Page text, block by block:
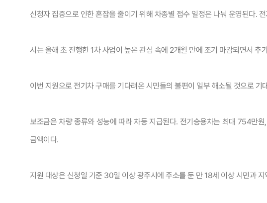
신청자 집중으로 인한 혼잡을 줄이기 위해 차종별 접수 일정은 나눠 운영된다.
시는 올해 초 진행한 1차 사업이 높은 관심 속에 2개월 만에 조기 마감되면서 추
이번 지원으로 전기차 구매를 기다려온 시민들의 불편이 일부 해소될 것으로 기
보조금은 차량 종류와 성능에 따라 차등 지급된다. 전기승용차는 최대 754만
금액이다.
지원 대상은 신청일 기준 30일 이상 광주시에 주소를 둔 만 18세 이상 시민과 지